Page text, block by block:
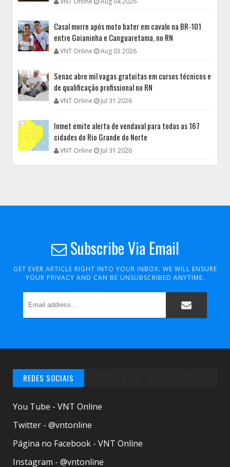
Casal morre após moto bater em cavalo na BR-101
entre Goianinha e Canguaretama, no RN
VNT Online Aug 03 2026
Senac abre mil vagas gratuitas em cursos técnicos e
de qualificação profissional no RN
VNT Online Jul 31 2026
Inmet emite alerta de vendaval para todas as 167
cidades do Rio Grande do Norte
VNT Online Jul 31 2026
Subscribe Via Email
GET EVER ARTICLE RIGHT INTO YOUR INBOX. WE WILL ENSURE
YOUR PRIVACY AND CAN BE UNSUBSCRIBED ANYTIME.
REDES SOCIAIS
You Tube - VNT Online
Twitter - @vntonline
Página no Facebook - VNT Online
Instagram - @vntonline